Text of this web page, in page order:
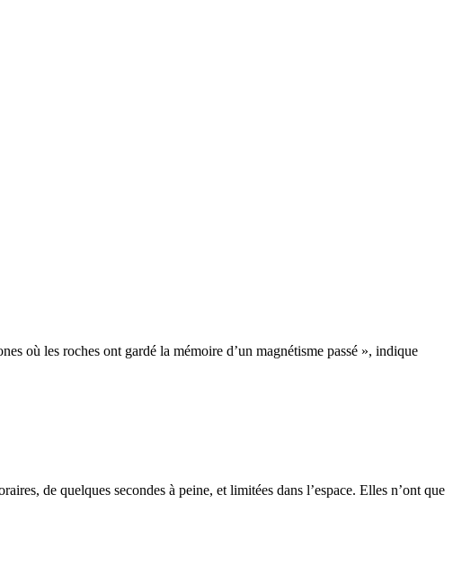
où les roches ont gardé la mémoire d’un magnétisme passé », indique
de quelques secondes à peine, et limitées dans l’espace. Elles n’ont que